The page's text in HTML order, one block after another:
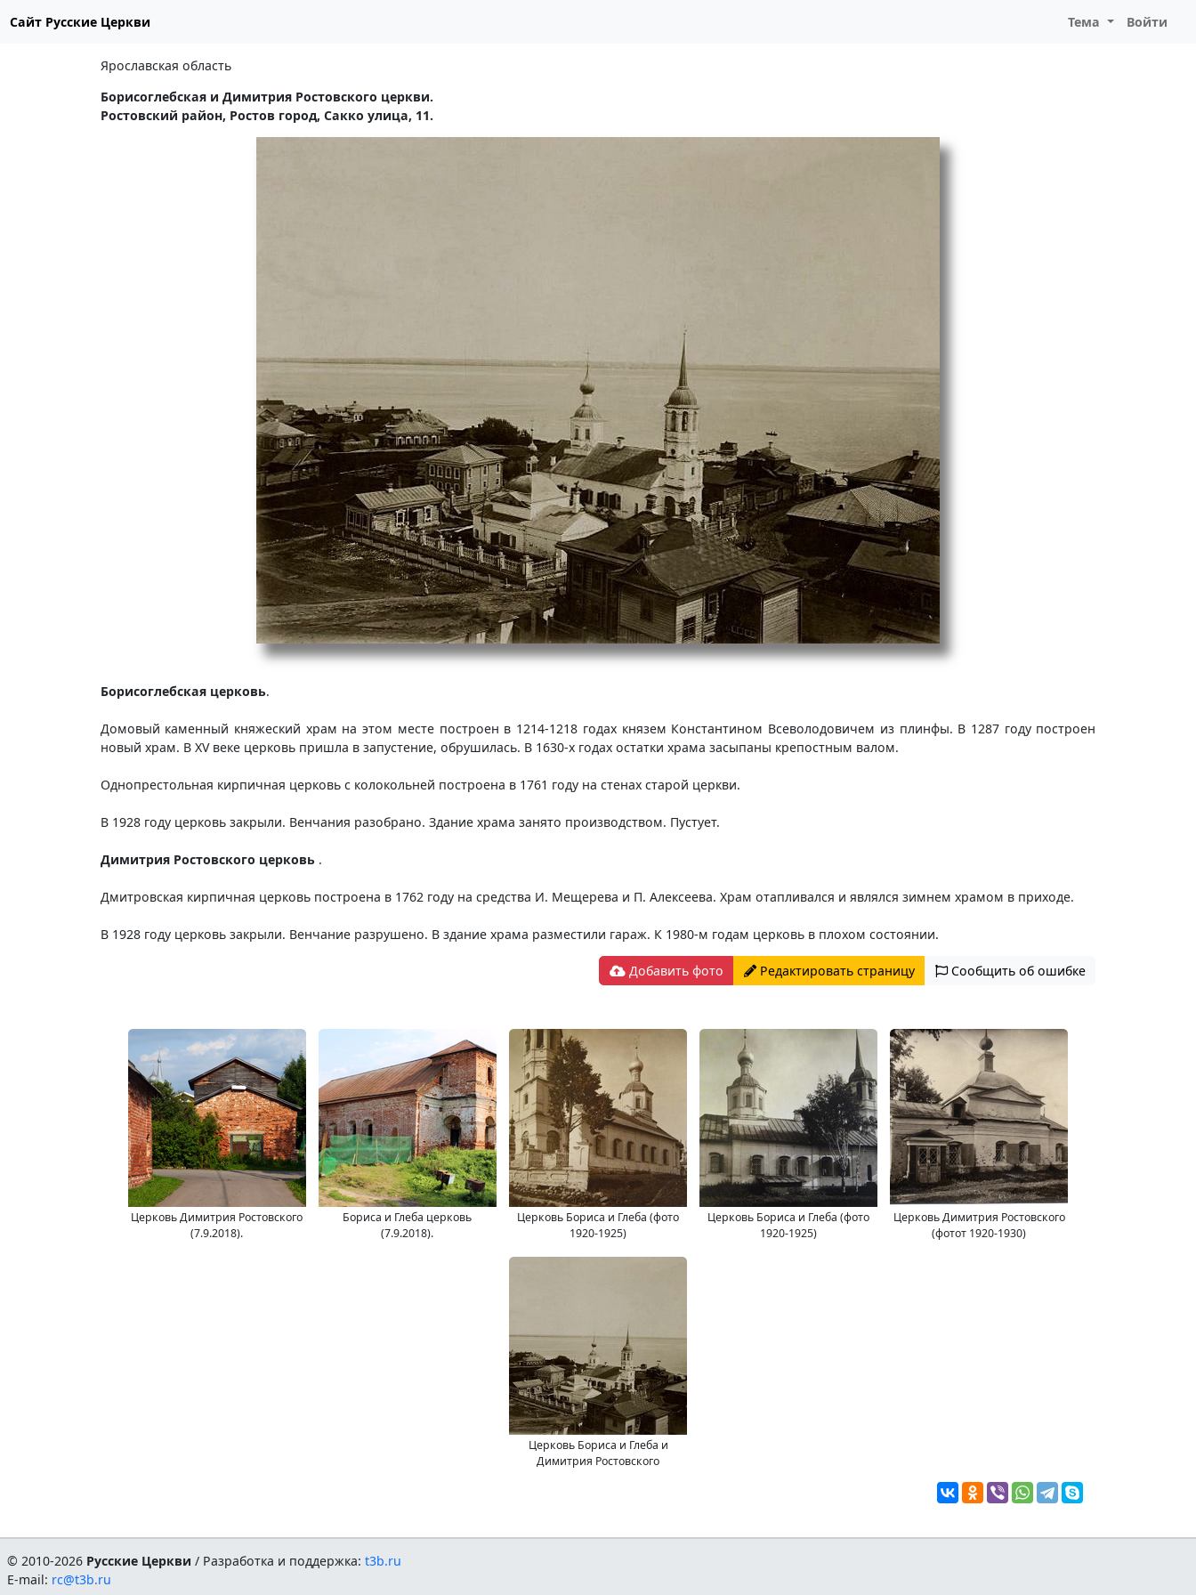
Сайт Русские Церкви Тема Войти
Ярославская область
Борисоглебская и Димитрия Ростовского церкви.
Ростовский район, Ростов город, Сакко улица, 11.
Борисоглебская церковь.
Домовый каменный княжеский храм на этом месте построен в 1214-1218 годах князем Константином Всеволодовичем из плинфы. В 1287 году построен
новый храм. В XV веке церковь пришла в запустение, обрушилась. В 1630-х годах остатки храма засыпаны крепостным валом.
Однопрестольная кирпичная церковь с колокольней построена в 1761 году на стенах старой церкви.
В 1928 году церковь закрыли. Венчания разобрано. Здание храма занято производством. Пустует.
Димитрия Ростовского церковь .
Дмитровская кирпичная церковь построена в 1762 году на средства И. Мещерева и П. Алексеева. Храм отапливался и являлся зимнем храмом в приходе.
В 1928 году церковь закрыли. Венчание разрушено. В здание храма разместили гараж. К 1980-м годам церковь в плохом состоянии.
Добавить фото Редактировать страницу Сообщить об ошибке
Церковь Димитрия Ростовского
(7.9.2018).
Бориса и Глеба церковь
(7.9.2018).
Церковь Бориса и Глеба (фото
1920-1925)
Церковь Бориса и Глеба (фото
1920-1925)
Церковь Димитрия Ростовского
(фотот 1920-1930)
Церковь Бориса и Глеба и
Димитрия Ростовского
© 2010-2026 Русские Церкви / Разработка и поддержка:t3b.ru
E-mail: rc@t3b.ru